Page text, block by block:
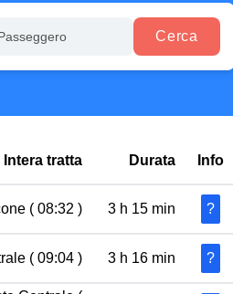
Cerca
Intera tratta Durata Info
( 08:32 ) 3 h 15 min ?
( 09:04 ) 3 h 16 min ?